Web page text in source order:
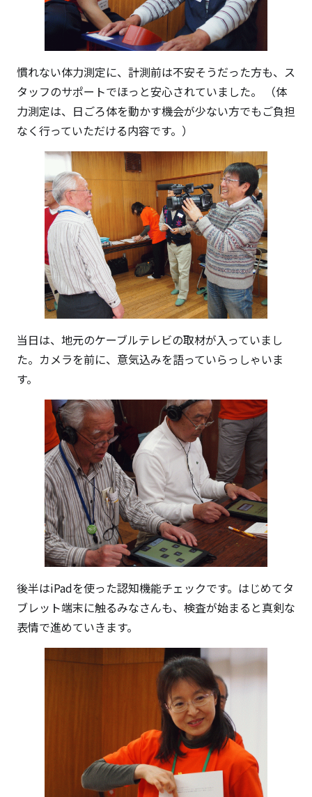
慣れない体力測定に、計測前は不安そうだった方も、ス
タッフのサポートでほっと安心されていました。 （体
力測定は、日ごろ体を動かす機会が少ない方でもご負担
なく行っていただける内容です。）
当日は、地元のケーブルテレビの取材が入っていまし
た。カメラを前に、意気込みを語っていらっしゃいま
す。
後半はiPadを使った認知機能チェックです。はじめてタ
ブレット端末に触るみなさんも、検査が始まると真剣な
表情で進めていきます。